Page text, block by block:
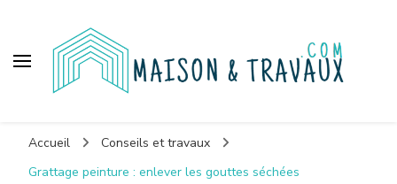
Accueil
Conseils et travaux
Grattage peinture : enlever les gouttes séchées